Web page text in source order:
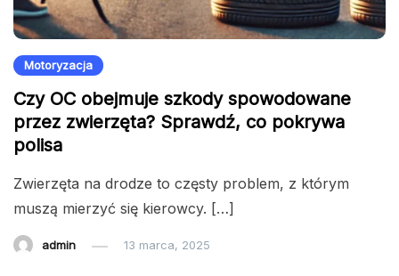
Motoryzacja
Czy OC obejmuje szkody spowodowane
przez zwierzęta? Sprawdź, co pokrywa
polisa
Zwierzęta na drodze to częsty problem, z którym
muszą mierzyć się kierowcy. […]
admin 13 marca, 2025